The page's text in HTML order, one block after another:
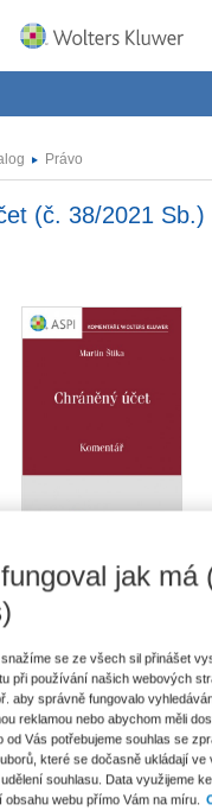
Právo
(č. 38/2021 Sb.)
je dostupná v
+ soubory ke stažení
k dispozici
e-knih?
jak má
se ze všech sil přinášet
při používání našich webových
aby správně fungovalo
reklamou nebo abychom měli
od Vás potřebujeme souhlas se
které se dočasně ukládají ve
souhlasu. Data využijeme
obsahu webu přímo Vám na míru.